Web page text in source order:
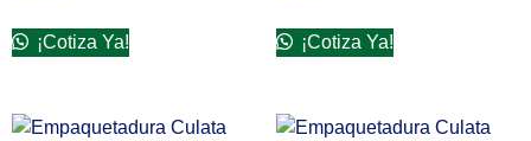
¡Cotiza Ya! ¡Cotiza Ya!